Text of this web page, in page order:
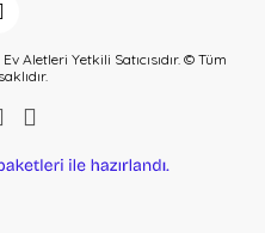
Aletleri Yetkili Satıcısıdır. © Tüm
e-